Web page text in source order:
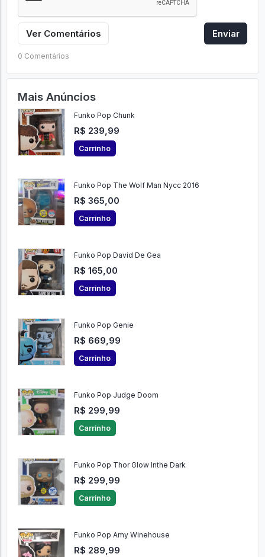
Ver Comentários Enviar
0 Comentários
Mais Anúncios
Funko Pop Chunk
R$ 239,99
Carrinho
Funko Pop The Wolf Man Nycc 2016
R$ 365,00
Carrinho
Funko Pop David De Gea
R$ 165,00
Carrinho
Funko Pop Genie
R$ 669,99
Carrinho
Funko Pop Judge Doom
R$ 299,99
Carrinho
Funko Pop Thor Glow Inthe Dark
R$ 299,99
Carrinho
Funko Pop Amy Winehouse
R$ 289,99